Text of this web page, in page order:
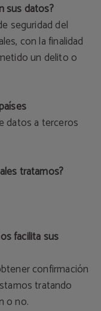
sus datos?
seguridad del
con la finalidad
un delito o
datos a terceros
tratamos?
facilita sus
confirmación
tratando
o no.